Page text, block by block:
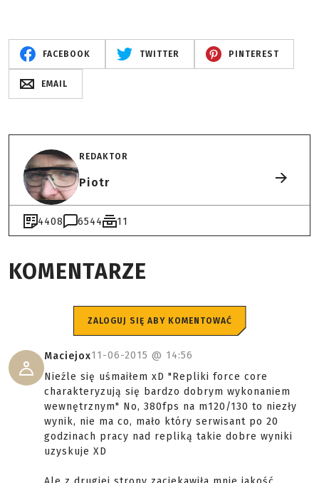
FACEBOOK TWITTER PINTEREST
EMAIL
REDAKTOR
Piotr
4408 6544 11
KOMENTARZE
ZALOGUJ SIĘ ABY KOMENTOWAĆ
Maciejox11-06-2015 @ 14:56
Nieźle się uśmaiłem xD "Repliki force core
charakteryzują się bardzo dobrym wykonaniem
wewnętrznym" No, 380fps na m120/130 to niezły
wynik, nie ma co, mało który serwisant po 20
godzinach pracy nad repliką takie dobre wyniki
uzyskuje XD